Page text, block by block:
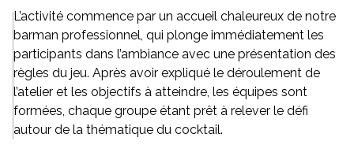
L’activité commence par un accueil chaleureux de notre
barman professionnel, qui plonge immédiatement les
participants dans l’ambiance avec une présentation des
règles du jeu. Après avoir expliqué le déroulement de
l’atelier et les objectifs à atteindre, les équipes sont
formées, chaque groupe étant prêt à relever le défi
autour de la thématique du cocktail.